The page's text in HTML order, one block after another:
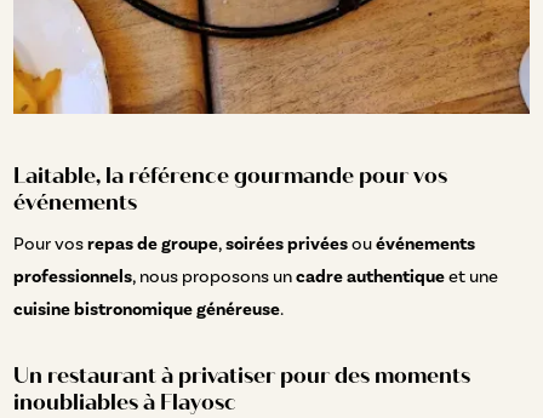
Laitable, la référence gourmande pour vos
événements
Pour vosrepas de groupe,soirées privéesouévénements
professionnels, nous proposons uncadre authentiqueet une
cuisine bistronomique généreuse.
Un restaurant à privatiser pour des moments
inoubliables à Flayosc